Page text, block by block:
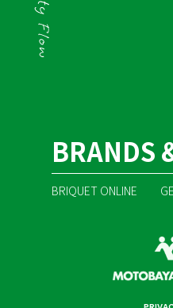
BRANDS
BRIQUET ONLINE